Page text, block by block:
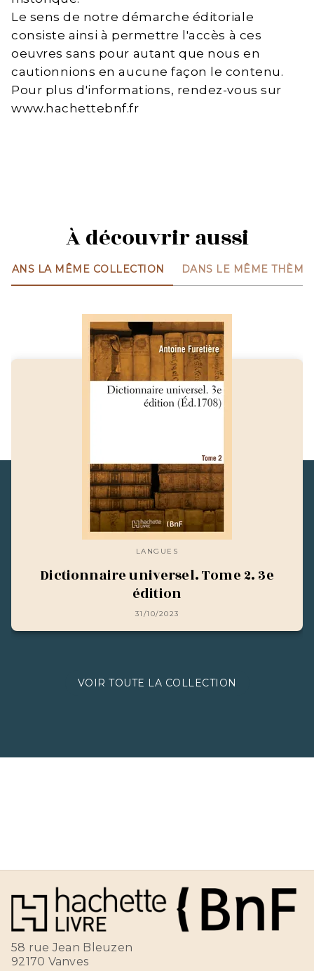
Le sens de notre démarche éditoriale
consiste ainsi à permettre l'accès à ces
oeuvres sans pour autant que nous en
cautionnions en aucune façon le contenu.
Pour plus d'informations, rendez-vous sur
www.hachettebnf.fr
À découvrir aussi
DANS LA MÊME COLLECTION DANS LE MÊME THÈME
LANGUES
Dictionnaire universel. Tome 2. 3e
édition
31/10/2023
VOIR TOUTE LA COLLECTION
58 rue Jean Bleuzen
92170 Vanves